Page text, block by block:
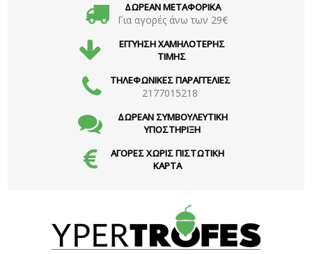
ΔΩΡΕΑΝ ΜΕΤΑΦΟΡΙΚΑ
Για αγορές άνω των 29€
ΕΓΓΥΗΣΗ ΧΑΜΗΛΟΤΕΡΗΣ
ΤΙΜΗΣ
ΤΗΛΕΦΩΝΙΚΕΣ ΠΑΡΑΓΓΕΛΙΕΣ
2177015218
ΔΩΡΕΑΝ ΣΥΜΒΟΥΛΕΥΤΙΚΗ
ΥΠΟΣΤΗΡΙΞΗ
ΑΓΟΡΕΣ ΧΩΡΙΣ ΠΙΣΤΩΤΙΚΗ
ΚΑΡΤΑ